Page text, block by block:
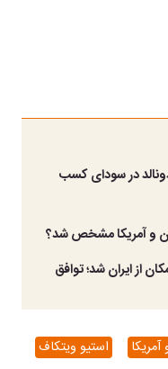
در سودای کسب
و آمریکا مشخص شد؟
از ایران شد؛ توافق
استیو ویتکاف